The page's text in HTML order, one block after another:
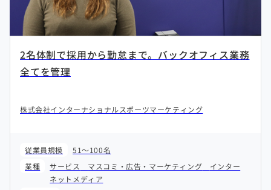
2名体制で採用から勤怠まで。バックオフィス業務
全てを管理
株式会社インターナショナルスポーツマーケティング
従業員規模
51～100名
業種
サービス マスコミ・広告・マーケティング
インター
ネットメディア